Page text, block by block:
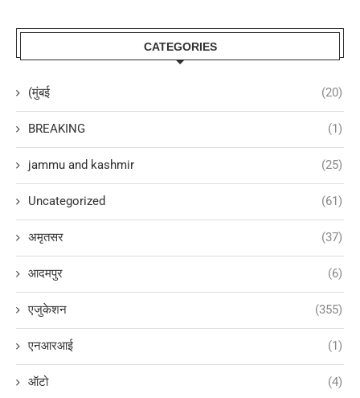
CATEGORIES
(मुंबई (20)
BREAKING (1)
jammu and kashmir (25)
Uncategorized (61)
अमृतसर (37)
आदमपुर (6)
एजुकेशन (355)
एनआरआई (1)
ऑटो (4)